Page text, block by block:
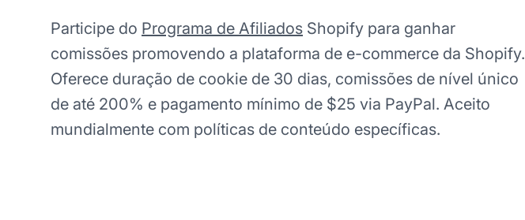
Participe do Programa de Afiliados Shopify para ganhar
comissões promovendo a plataforma de e-commerce da Shopify.
Oferece duração de cookie de 30 dias, comissões de nível único
de até 200% e pagamento mínimo de $25 via PayPal. Aceito
mundialmente com políticas de conteúdo específicas.